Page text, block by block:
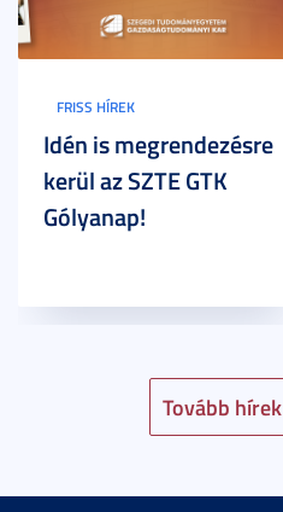
Tovább hírek
FRISS HÍREK
Idén is megrendezésre
kerül az SZTE GTK
Gólyanap!